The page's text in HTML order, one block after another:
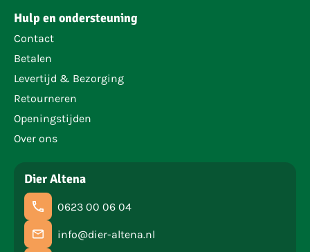
Hulp en ondersteuning
Contact
Betalen
Levertijd & Bezorging
Retourneren
Openingstijden
Over ons
Dier Altena
0623 00 06 04
info@dier-altena.nl